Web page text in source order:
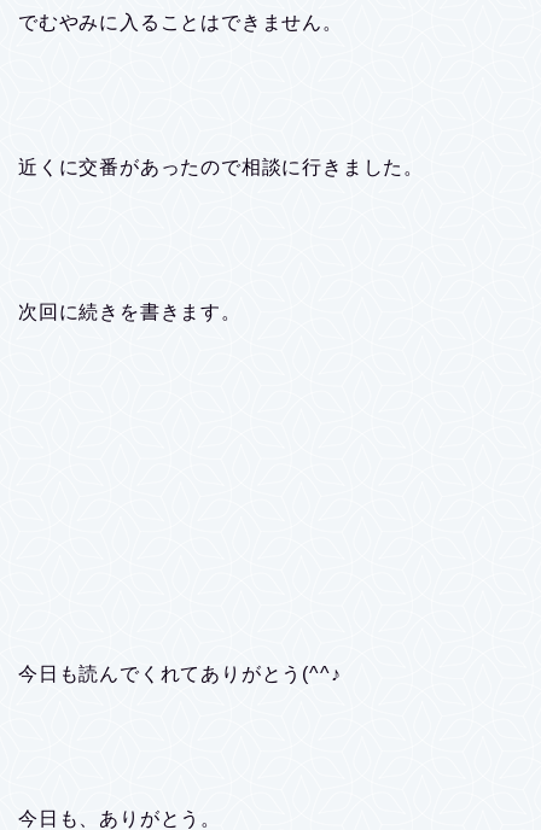
でむやみに入ることはできません。
近くに交番があったので相談に行きました。
次回に続きを書きます。
今日も読んでくれてありがとう(^^♪
今日も、ありがとう。